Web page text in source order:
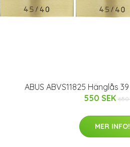
ABUS ABVS11825 Hänglås
550 SEK 650
MER INFO!